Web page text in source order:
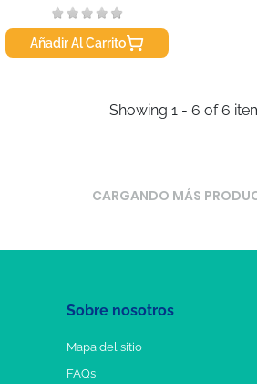
Añadir Al Carrito
Showing 1 - 6 of 6
CARGANDO MÁS
Sobre nosotros
Mapa del sitio
FAQs